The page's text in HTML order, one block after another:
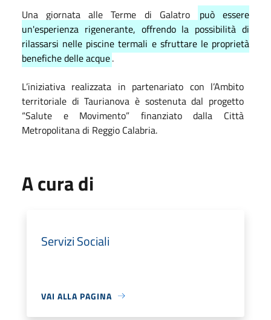
Una giornata alle Terme di Galatro
può essere
un'esperienza rigenerante, offrendo la possibilità di
rilassarsi nelle piscine termali e sfruttare le proprietà
benefiche delle acque.
L’iniziativa realizzata in partenariato con l’Ambito
territoriale di Taurianova è sostenuta dal progetto
“Salute e Movimento” finanziato dalla Città
Metropolitana di Reggio Calabria.
A cura di
Servizi Sociali
VAI ALLA PAGINA